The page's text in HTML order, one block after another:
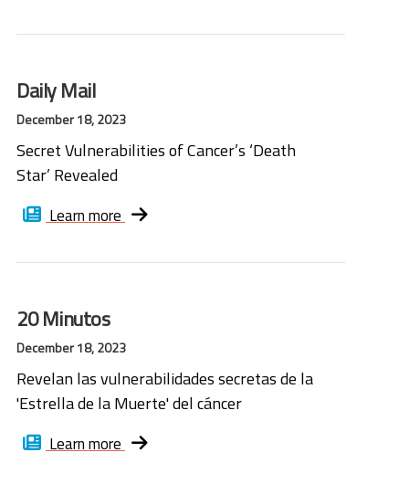
Daily Mail
December 18, 2023
Secret Vulnerabilities of Cancer’s ‘Death
Star’ Revealed
Learn more
20 Minutos
December 18, 2023
Revelan las vulnerabilidades secretas de la
'Estrella de la Muerte' del cáncer
Learn more